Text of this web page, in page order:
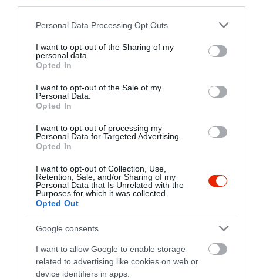
Please note that this website/app uses one or more Google
not limited to your visit or usage behaviour. You may click to
grant or deny consent to Google and its third-party tags to
use your data for below specified purposes in below Google
consent section.
Personal Data Processing Opt Outs
I want to opt-out of the Sharing of my
personal data.
Opted In
I want to opt-out of the Sale of my
Personal Data.
Opted In
I want to opt-out of processing my
Personal Data for Targeted Advertising.
Opted In
I want to opt-out of Collection, Use,
Retention, Sale, and/or Sharing of my
Personal Data that Is Unrelated with the
Purposes for which it was collected.
Opted Out
Google consents
I want to allow Google to enable storage
related to advertising like cookies on web or
device identifiers in apps.
Értékelések Értékeld Te is
3.0
2 0